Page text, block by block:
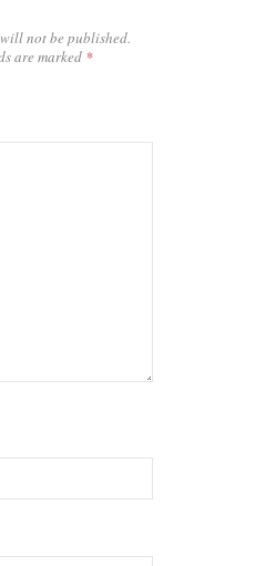
not be published.
are marked *